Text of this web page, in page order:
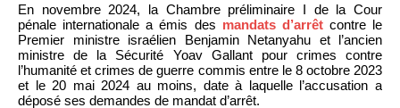
En novembre 2024, la Chambre préliminaire I de la Cour
pénale internationale a émis des mandats d’arrêtcontre le
Premier ministre israélien Benjamin Netanyahu et l’ancien
ministre de la Sécurité Yoav Gallant pour crimes contre
l’humanité et crimes de guerre commis entre le 8 octobre 2023
et le 20 mai 2024 au moins, date à laquelle l’accusation a
déposé ses demandes de mandat d’arrêt.